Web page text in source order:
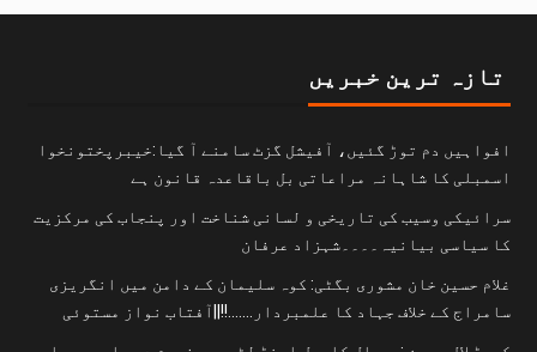
تازہ ترین خبریں
افواہیں دم توڑ گئیں، آفیشل گزٹ سامنے آ گیا:خیبرپختونخوا
اسمبلی کا شاہانہ مراعاتی بل باقاعدہ قانون ہے
سرائیکی وسیب کی تاریخی و لسانی شناخت اور پنجاب کی مرکزیت
کا سیاسی بیانیہ۔۔۔۔شہزاد عرفان
غلام حسین خان مشوری بگٹی: کوہ سلیمان کے دامن میں انگریزی
سامراج کے خلاف جہاد کا علمبردار…….!!||آفتاب نواز مستوئی